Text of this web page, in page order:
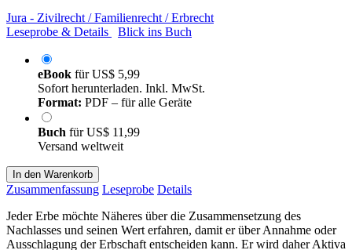
Jura - Zivilrecht / Familienrecht / Erbrecht
Leseprobe & Details
Blick ins Buch
eBook fürUS$ 5,99
Sofort herunterladen. Inkl. MwSt.
Format: PDF – für alle Geräte
Buch fürUS$ 11,99
Versand weltweit
In den Warenkorb
Zusammenfassung Leseprobe Details
Jeder Erbe möchte Näheres über die Zusammensetzung des
Nachlasses und seinen Wert erfahren, damit er über Annahme oder
Ausschlagung der Erbschaft entscheiden kann. Er wird daher Aktiva